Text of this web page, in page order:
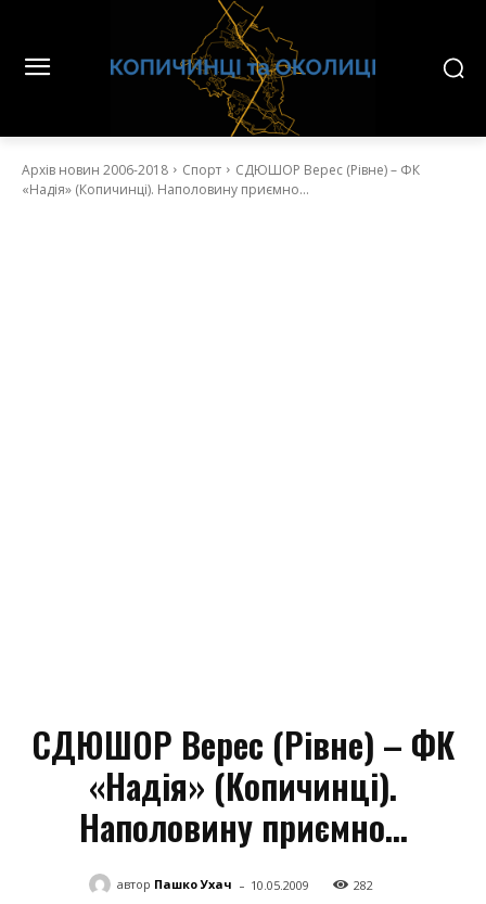
Архів новин 2006-2018 Спорт
СДЮШОР Верес (Рівне) – ФК
«Надія» (Копичинці). Наполовину приємно…
СДЮШОР Верес (Рівне) – ФК
«Надія» (Копичинці).
Наполовину приємно…
автор Пашко Ухач - 10.05.2009 282